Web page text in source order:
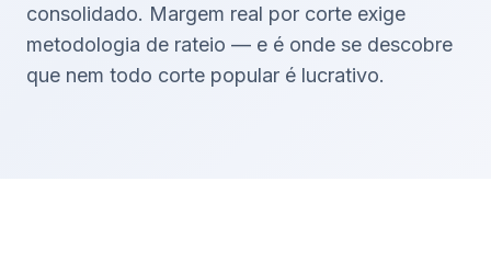
consolidado. Margem real por corte exige
metodologia de rateio — e é onde se descobre
que nem todo corte popular é lucrativo.